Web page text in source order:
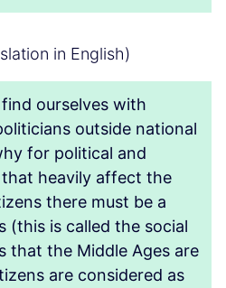
in English)
ourselves with
outside national
for political and
heavily affect the
there must be a
(this is called the social
that the Middle Ages are
are considered as